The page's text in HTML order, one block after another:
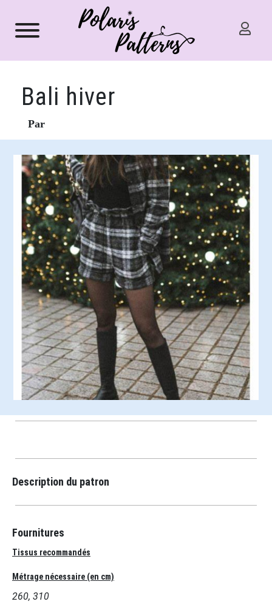
Bali hiver
Par
Description du patron
Fournitures
Tissus recommandés
Métrage nécessaire (en cm)
260, 310